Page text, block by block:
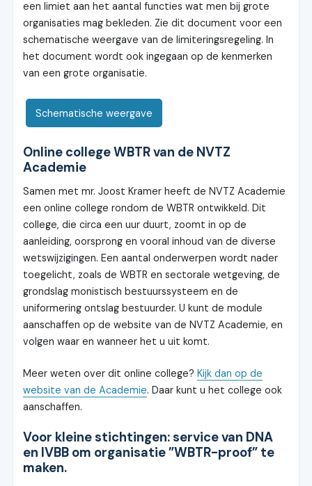
een limiet aan het aantal functies wat men bij grote
organisaties mag bekleden. Zie dit document voor een
schematische weergave van de limiteringsregeling. In
het document wordt ook ingegaan op de kenmerken
van een grote organisatie.
Schematische weergave
Online college WBTR van de NVTZ
Academie
Samen met mr. Joost Kramer heeft de NVTZ Academie
een online college rondom de WBTR ontwikkeld. Dit
college, die circa een uur duurt, zoomt in op de
aanleiding, oorsprong en vooral inhoud van de diverse
wetswijzigingen. Een aantal onderwerpen wordt nader
toegelicht, zoals de WBTR en sectorale wetgeving, de
grondslag monistisch bestuurssysteem en de
uniformering ontslag bestuurder. U kunt de module
aanschaffen op de website van de NVTZ Academie, en
volgen waar en wanneer het u uit komt.
Meer weten over dit online college?Kijk dan op de
website van de Academie. Daar kunt u het college ook
aanschaffen.
Voor kleine stichtingen: service van DNA
en IVBB om organisatie ”WBTR-proof” te
maken.